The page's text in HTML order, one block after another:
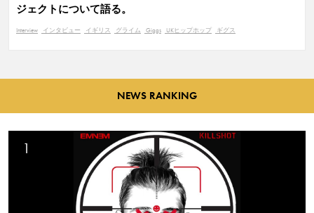
ジェクトについて語る。
Interview インタビュー イギリス グライム Giggs UKヒップホップ ギグス
NEWS RANKING